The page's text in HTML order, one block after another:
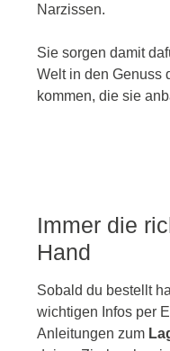
Narzissen.
Sie sorgen damit
Welt in den Genuss
kommen, die sie
Immer die
Hand
Sobald du bestellt
wichtigen Infos per
Anleitungen zum